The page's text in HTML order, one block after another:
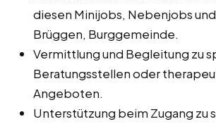
diesen Minijobs, Nebenjobs
Brüggen, Burggemeinde.
Vermittlung und Begleitung zu
Beratungsstellen oder
Angeboten.
Unterstützung beim Zugang zu